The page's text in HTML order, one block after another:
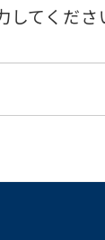
してくださ